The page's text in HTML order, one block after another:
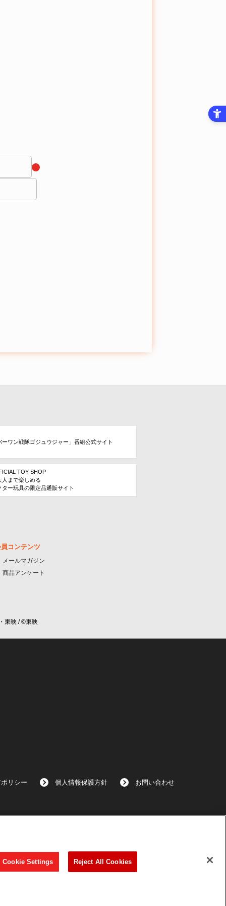
ーワン戦隊ゴジュウジャー」番組公式サイト
TOY SHOP
人まで楽しめる
ター玩具の限定品通販サイト
コンテンツ
メールマガジン
商品アンケート
東映 / ©東映
リシー 個人情報保護方針 お問い合わせ
Cookie Settings Reject All Cookies